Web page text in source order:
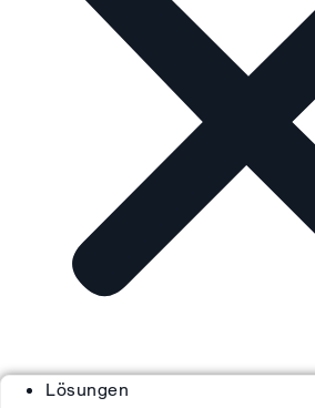
Lösungen